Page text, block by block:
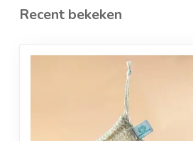
Recent bekeken